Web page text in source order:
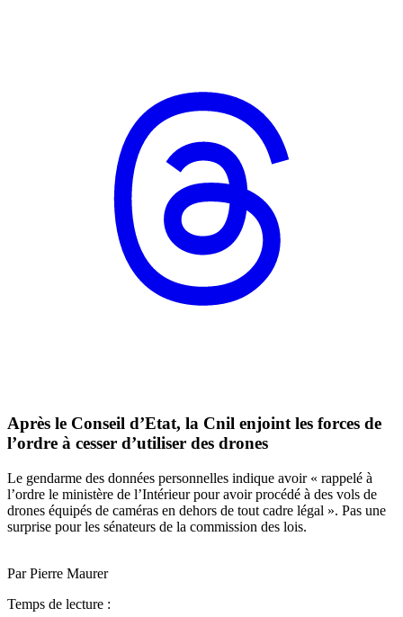
Après le Conseil d’Etat, la Cnil enjoint les forces de
l’ordre à cesser d’utiliser des drones
Le gendarme des données personnelles indique avoir « rappelé à
l’ordre le ministère de l’Intérieur pour avoir procédé à des vols de
drones équipés de caméras en dehors de tout cadre légal ». Pas une
surprise pour les sénateurs de la commission des lois.
Par Pierre Maurer
Temps de lecture :